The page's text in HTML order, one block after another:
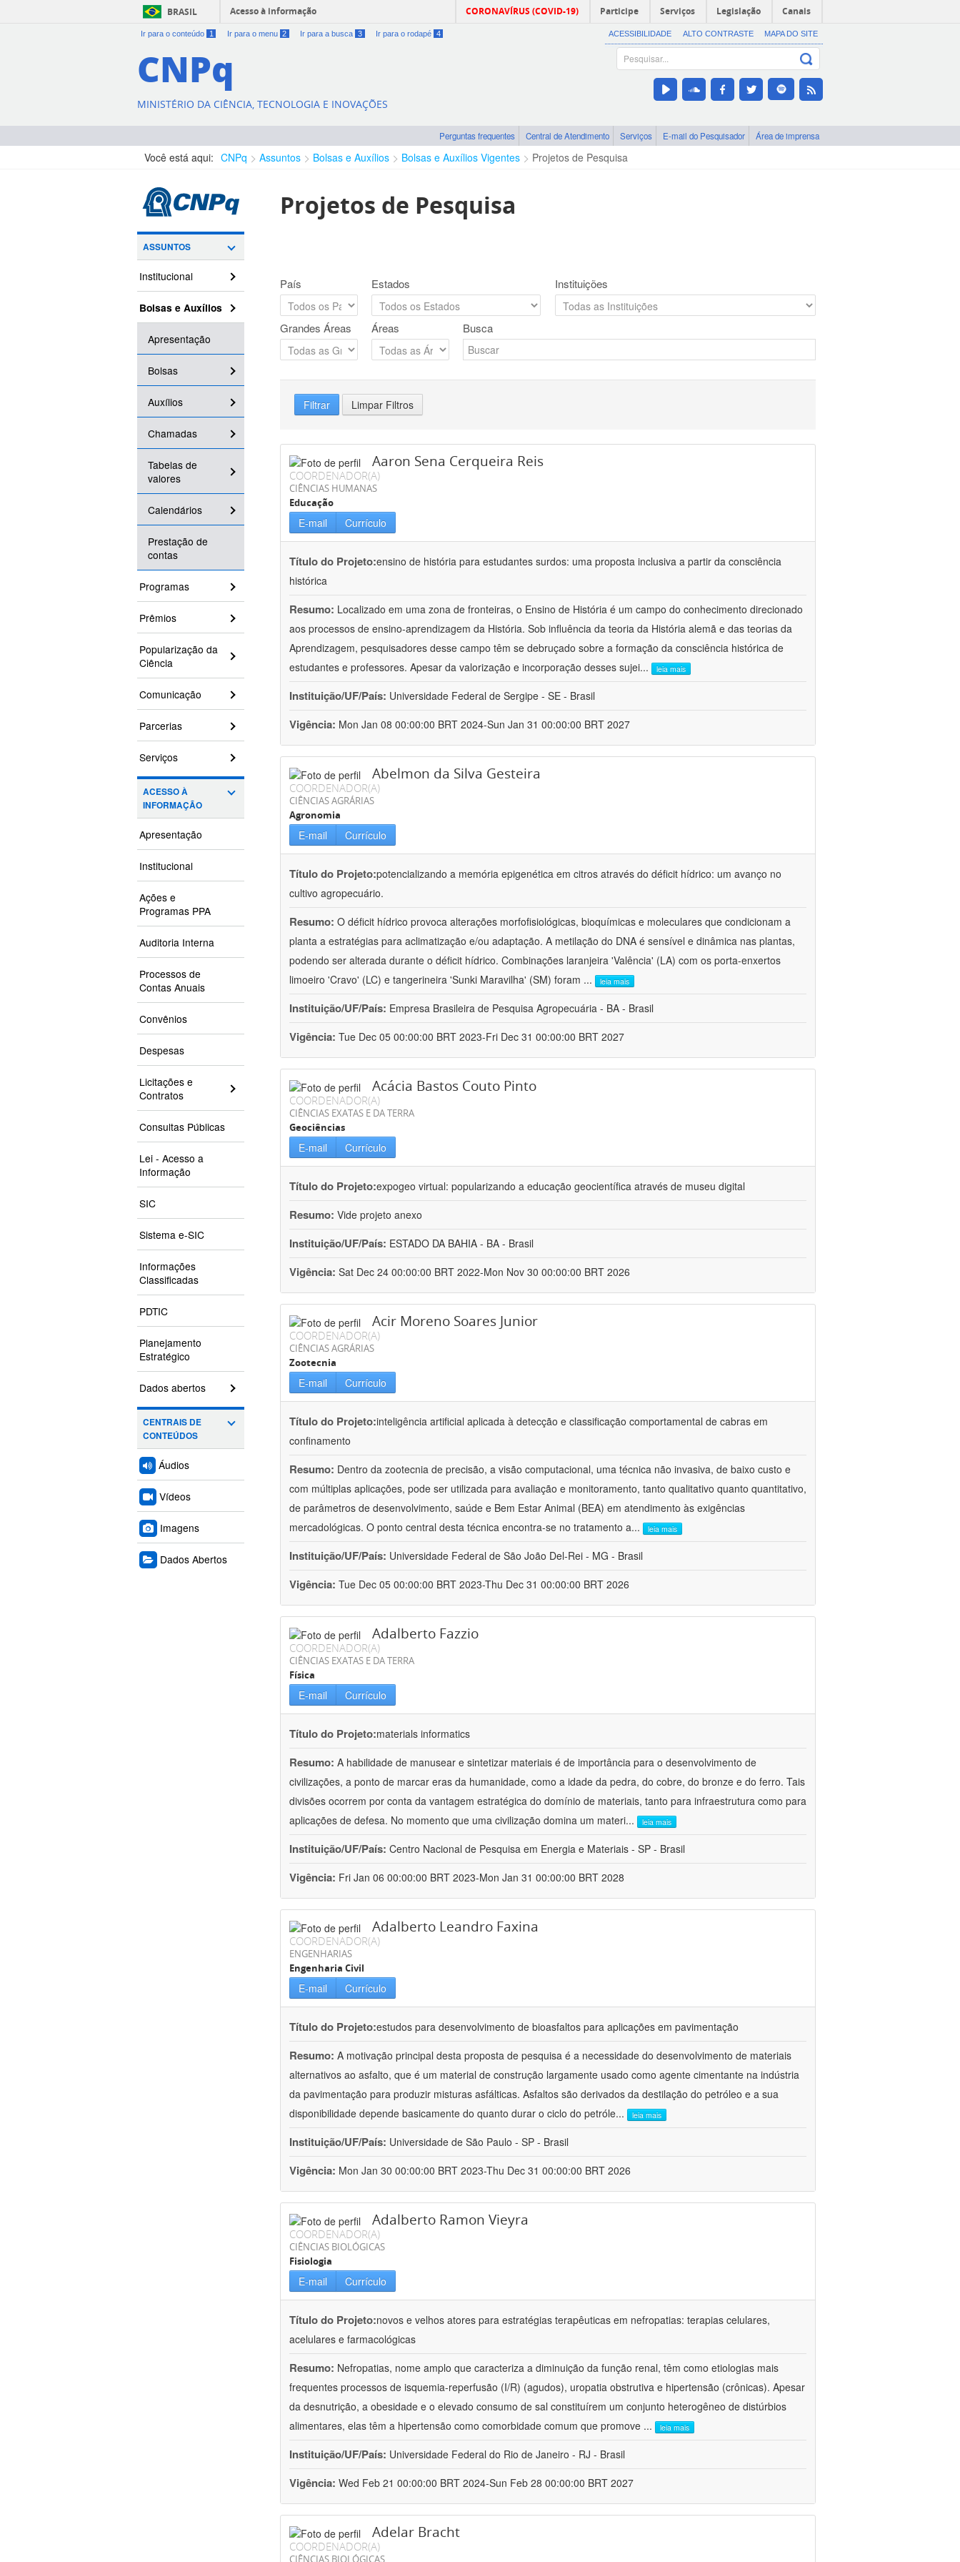
BRASIL Acesso à informação CORONAVÍRUS (COVID-19) Participe Serviços Legislação Canais
Ir para o conteúdo 1 Ir para o menu 2 Ir para a busca 3 Ir para o rodapé 4 ACESSIBILIDADE ALTO CONTRASTE MAPA DO SITE
CNPq
MINISTÉRIO DA CIÊNCIA, TECNOLOGIA E INOVAÇÕES
Perguntas frequentes Central de Atendimento Serviços E-mail do Pesquisador Área de imprensa
Você está aqui: CNPq Assuntos Bolsas e Auxílios Bolsas e Auxílios Vigentes Projetos de Pesquisa
ASSUNTOS
Institucional
Bolsas e Auxílios
Apresentação
Bolsas
Auxílios
Chamadas
Tabelas de
valores
Calendários
Prestação de
contas
Programas
Prêmios
Popularização da
Ciência
Comunicação
Parcerias
Serviços
ACESSO À
INFORMAÇÃO
Apresentação
Institucional
Ações e
Programas PPA
Auditoria Interna
Processos de
Contas Anuais
Convênios
Despesas
Licitações e
Contratos
Consultas Públicas
Lei - Acesso a
Informação
SIC
Sistema e-SIC
Informações
Classificadas
PDTIC
Planejamento
Estratégico
Dados abertos
CENTRAIS DE
CONTEÚDOS
Áudios
Vídeos
Imagens
Dados Abertos
Projetos de Pesquisa
País Estados Instituições
Grandes Áreas Áreas Busca
Filtrar Limpar Filtros
Aaron Sena Cerqueira Reis
COORDENADOR(A)
CIÊNCIAS HUMANAS
Educação
E-mail Currículo
Título do Projeto:ensino de história para estudantes surdos: uma proposta inclusiva a partir da consciência
histórica
Resumo: Localizado em uma zona de fronteiras, o Ensino de História é um campo do conhecimento direcionado
aos processos de ensino-aprendizagem da História. Sob influência da teoria da História alemã e das teorias da
Aprendizagem, pesquisadores desse campo têm se debruçado sobre a formação da consciência histórica de
estudantes e professores. Apesar da valorização e incorporação desses sujei... leia mais
Instituição/UF/País: Universidade Federal de Sergipe - SE - Brasil
Vigência: Mon Jan 08 00:00:00 BRT 2024-Sun Jan 31 00:00:00 BRT 2027
Abelmon da Silva Gesteira
COORDENADOR(A)
CIÊNCIAS AGRÁRIAS
Agronomia
E-mail Currículo
Título do Projeto:potencializando a memória epigenética em citros através do déficit hídrico: um avanço no
cultivo agropecuário.
Resumo: O déficit hídrico provoca alterações morfofisiológicas, bioquímicas e moleculares que condicionam a
planta a estratégias para aclimatização e/ou adaptação. A metilação do DNA é sensível e dinâmica nas plantas,
podendo ser alterada durante o déficit hídrico. Combinações laranjeira 'Valência' (LA) com os porta-enxertos
limoeiro 'Cravo' (LC) e tangerineira 'Sunki Maravilha' (SM) foram ... leia mais
Instituição/UF/País: Empresa Brasileira de Pesquisa Agropecuária - BA - Brasil
Vigência: Tue Dec 05 00:00:00 BRT 2023-Fri Dec 31 00:00:00 BRT 2027
Acácia Bastos Couto Pinto
COORDENADOR(A)
CIÊNCIAS EXATAS E DA TERRA
Geociências
E-mail Currículo
Título do Projeto:expogeo virtual: popularizando a educação geocientífica através de museu digital
Resumo: Vide projeto anexo
Instituição/UF/País: ESTADO DA BAHIA - BA - Brasil
Vigência: Sat Dec 24 00:00:00 BRT 2022-Mon Nov 30 00:00:00 BRT 2026
Acir Moreno Soares Junior
COORDENADOR(A)
CIÊNCIAS AGRÁRIAS
Zootecnia
E-mail Currículo
Título do Projeto:inteligência artificial aplicada à detecção e classificação comportamental de cabras em
confinamento
Resumo: Dentro da zootecnia de precisão, a visão computacional, uma técnica não invasiva, de baixo custo e
com múltiplas aplicações, pode ser utilizada para avaliação e monitoramento, tanto qualitativo quanto quantitativo,
de parâmetros de desenvolvimento, saúde e Bem Estar Animal (BEA) em atendimento às exigências
mercadológicas. O ponto central desta técnica encontra-se no tratamento a... leia mais
Instituição/UF/País: Universidade Federal de São João Del-Rei - MG - Brasil
Vigência: Tue Dec 05 00:00:00 BRT 2023-Thu Dec 31 00:00:00 BRT 2026
Adalberto Fazzio
COORDENADOR(A)
CIÊNCIAS EXATAS E DA TERRA
Física
E-mail Currículo
Título do Projeto:materials informatics
Resumo: A habilidade de manusear e sintetizar materiais é de importância para o desenvolvimento de
civilizações, a ponto de marcar eras da humanidade, como a idade da pedra, do cobre, do bronze e do ferro. Tais
divisões ocorrem por conta da vantagem estratégica do domínio de materiais, tanto para infraestrutura como para
aplicações de defesa. No momento que uma civilização domina um materi... leia mais
Instituição/UF/País: Centro Nacional de Pesquisa em Energia e Materiais - SP - Brasil
Vigência: Fri Jan 06 00:00:00 BRT 2023-Mon Jan 31 00:00:00 BRT 2028
Adalberto Leandro Faxina
COORDENADOR(A)
ENGENHARIAS
Engenharia Civil
E-mail Currículo
Título do Projeto:estudos para desenvolvimento de bioasfaltos para aplicações em pavimentação
Resumo: A motivação principal desta proposta de pesquisa é a necessidade do desenvolvimento de materiais
alternativos ao asfalto, que é um material de construção largamente usado como agente cimentante na indústria
da pavimentação para produzir misturas asfálticas. Asfaltos são derivados da destilação do petróleo e a sua
disponibilidade depende basicamente do quanto durar o ciclo do petróle... leia mais
Instituição/UF/País: Universidade de São Paulo - SP - Brasil
Vigência: Mon Jan 30 00:00:00 BRT 2023-Thu Dec 31 00:00:00 BRT 2026
Adalberto Ramon Vieyra
COORDENADOR(A)
CIÊNCIAS BIOLÓGICAS
Fisiologia
E-mail Currículo
Título do Projeto:novos e velhos atores para estratégias terapêuticas em nefropatias: terapias celulares,
acelulares e farmacológicas
Resumo: Nefropatias, nome amplo que caracteriza a diminuição da função renal, têm como etiologias mais
frequentes processos de isquemia-reperfusão (I/R) (agudos), uropatia obstrutiva e hipertensão (crônicas). Apesar
da desnutrição, a obesidade e o elevado consumo de sal constituírem um conjunto heterogêneo de distúrbios
alimentares, elas têm a hipertensão como comorbidade comum que promove ... leia mais
Instituição/UF/País: Universidade Federal do Rio de Janeiro - RJ - Brasil
Vigência: Wed Feb 21 00:00:00 BRT 2024-Sun Feb 28 00:00:00 BRT 2027
Adelar Bracht
COORDENADOR(A)
CIÊNCIAS BIOLÓGICAS